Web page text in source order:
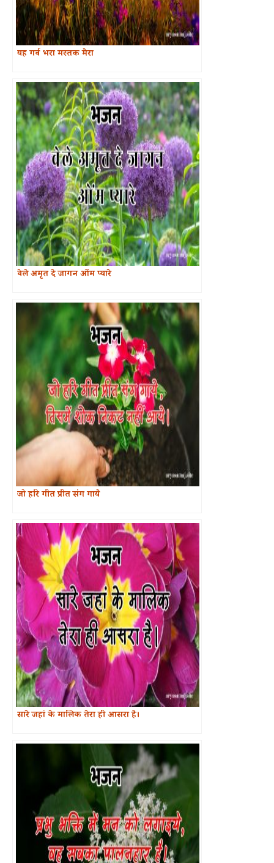
यह गर्व भरा मस्तक मेरा
वेले अमृत दे जागन ओंम प्यारे
जो हरि गीत प्रीत संग गाये
सारे जहां के मालिक तेरा ही आसरा है।